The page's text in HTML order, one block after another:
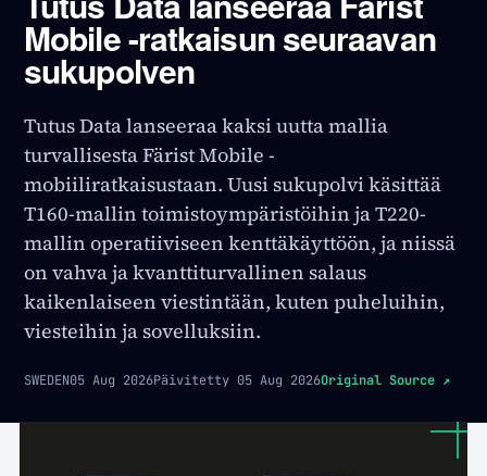
Mobile -ratkaisun seuraavan
sukupolven
Tutus Data lanseeraa kaksi uutta mallia
turvallisesta Färist Mobile -
mobiiliratkaisustaan. Uusi sukupolvi käsittää
T160-mallin toimistoympäristöihin ja T220-
mallin operatiiviseen kenttäkäyttöön, ja niissä
on vahva ja kvanttiturvallinen salaus
kaikenlaiseen viestintään, kuten puheluihin,
viesteihin ja sovelluksiin.
SWEDEN05 Aug 2026Päivitetty 05 Aug 2026Original Source ↗